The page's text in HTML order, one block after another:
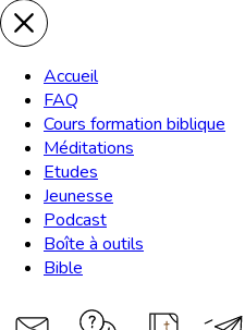
Accueil
FAQ
Cours formation biblique
Méditations
Etudes
Jeunesse
Podcast
Boîte à outils
Bible